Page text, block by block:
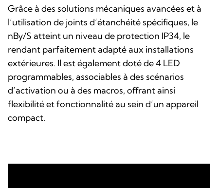
Grâce à des solutions mécaniques avancées et à
l’utilisation de joints d’étanchéité spécifiques, le
nBy/S atteint un niveau de protection IP34, le
rendant parfaitement adapté aux installations
extérieures. Il est également doté de 4 LED
programmables, associables à des scénarios
d’activation ou à des macros, offrant ainsi
flexibilité et fonctionnalité au sein d’un appareil
compact.